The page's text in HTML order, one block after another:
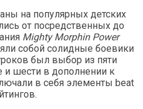
на популярных детских
от посредственных до
Mighty Morphin Power
собой солидные боевики
был выбор из пяти
шести в дополнении к
в себя элементы beat